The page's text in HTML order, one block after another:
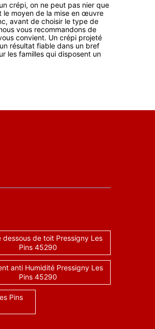
crépi, on ne peut pas nier que
le moyen de la mise en œuvre
avant de choisir le type de
vous recommandons de
convient. Un crépi projeté
résultat fiable dans un bref
les familles qui disposent un
dessous de toit Pressigny Les
Pins 45290
anti Humidité Pressigny Les
Pins 45290
Pins